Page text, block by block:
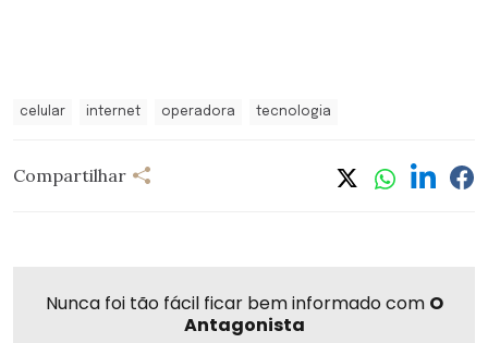
celular internet operadora tecnologia
Compartilhar
Nunca foi tão fácil ficar bem informado com O
Antagonista